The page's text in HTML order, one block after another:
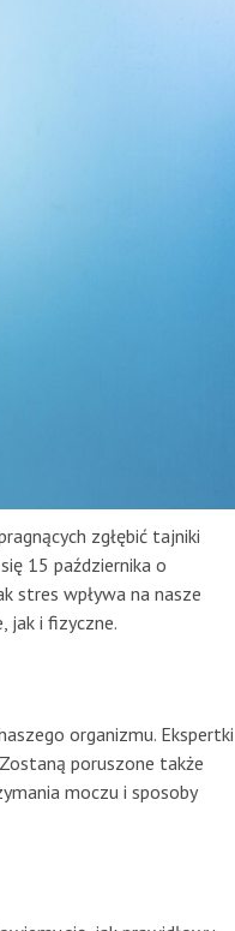
zgłębić tajniki
15 października o
stres wpływa na nasze
jak i fizyczne.
organizmu. Ekspertki
poruszone także
moczu i sposoby